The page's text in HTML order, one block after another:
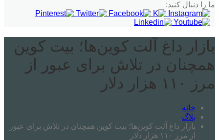
ما را دنبال کنید:
بازار داغ آلت‌ کوین‌ها؛ بیت کوین
همچنان در تلاش برای عبور از
مرز ۱۱۰ هزار دلار
خانه
بلاگ
بازار داغ آلت‌ کوین‌ها؛ بیت کوین همچنان در تلاش برای عبور
از مرز ۱۱۰ هزار دلار